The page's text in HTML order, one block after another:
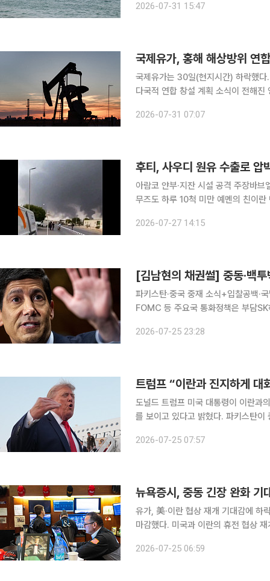
로 원유의 해상 수송이 위협받는 가운
2026-07-31 15:47
국제유가, 홍해 해상방위
국제유가는 30일(현지시간) 하락했
다국적 연합 창설 계획 소식이 전해진 영향이다. 뉴욕상업거래소(NYMEX)에
소에서 브렌트유 선물은 1.4% 내린
2026-07-31 07:07
후티, 사우디 원유 수출로 압
아람코 얀부·지잔 시설 공격 주장바
무즈도 하루 10척 미만 예멘의 친이
미국과 이란이 공습을 일시 중단했지
2026-07-27 14:15
[김남현의 채권썰] 중동·백
파키스탄·중국 중재 소식+입찰공백·
FOMC 등 주요국 통화정책은 부담SK
국제유가가 급등한데다, 2분기 경제
2026-07-25 23:28
트럼프 “이란과 진지하게
도널드 트럼프 미국 대통령이 이란과
를 보이고 있다고 밝혔다. 파키스탄
“우리는 그들과 대화를 나누고 있다.
2026-07-25 07:57
유가, 美·이란 협상 재개 기대감에 하락…브렌트유 3.88%↓
마감했다. 미국과 이란의 휴전 협상
235.60 포인트( 0.46%) 오른 5만
2026-07-25 06:59